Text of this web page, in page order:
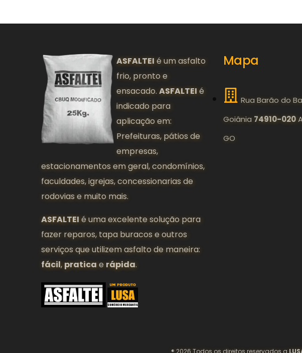
ASFALTEI é um asfalto
frio, pronto e
ensacado.ASFALTEI é
indicado para
aplicação em:
Prefeituras, pátios de
empresas,
estacionamentos em geral, condomínios,
faculdades, igrejas, concessionarias de
rodovias e muito mais.
ASFALTEI é uma excelente solução para
fazer reparos, tapa buracos e outros
serviços que utilizem asfalto de maneira:
fácil, pratica e rápida.
Mapa
Rua Barão do
Goiânia 74910-020
GO
® 2026 Todos os direitos reservados a